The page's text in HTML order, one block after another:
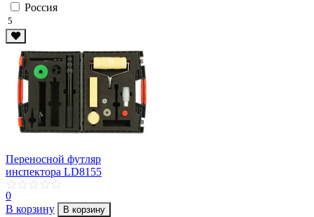
Россия
5
Переносной футляр
инспектора LD8155
0
В корзину
В корзину